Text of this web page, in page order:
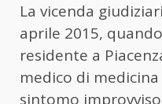
La vicenda
aprile 2015,
residente a
medico di
sintomo